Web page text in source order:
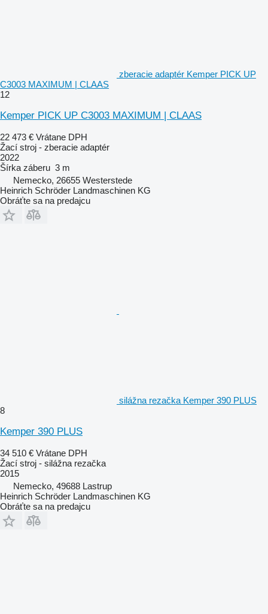
zberacie adaptér Kemper PICK UP
C3003 MAXIMUM | CLAAS
12
Kemper PICK UP C3003 MAXIMUM | CLAAS
22 473 € Vrátane DPH
Žací stroj - zberacie adaptér
2022
Šírka záberu 3 m
Nemecko, 26655 Westerstede
Heinrich Schröder Landmaschinen KG
Obráťte sa na predajcu
silážna rezačka Kemper 390 PLUS
8
Kemper 390 PLUS
34 510 € Vrátane DPH
Žací stroj - silážna rezačka
2015
Nemecko, 49688 Lastrup
Heinrich Schröder Landmaschinen KG
Obráťte sa na predajcu